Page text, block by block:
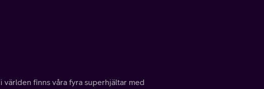
världen finns våra fyra superhjältar med